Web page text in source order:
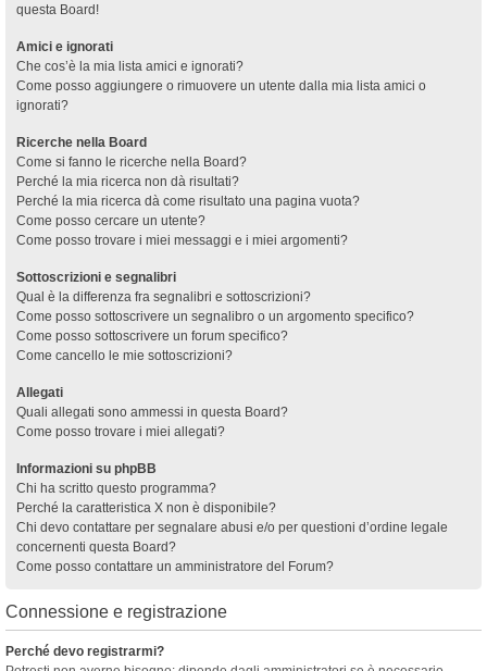
questa Board!
Amici e ignorati
Che cos’è la mia lista amici e ignorati?
Come posso aggiungere o rimuovere un utente dalla mia lista amici o
ignorati?
Ricerche nella Board
Come si fanno le ricerche nella Board?
Perché la mia ricerca non dà risultati?
Perché la mia ricerca dà come risultato una pagina vuota?
Come posso cercare un utente?
Come posso trovare i miei messaggi e i miei argomenti?
Sottoscrizioni e segnalibri
Qual è la differenza fra segnalibri e sottoscrizioni?
Come posso sottoscrivere un segnalibro o un argomento specifico?
Come posso sottoscrivere un forum specifico?
Come cancello le mie sottoscrizioni?
Allegati
Quali allegati sono ammessi in questa Board?
Come posso trovare i miei allegati?
Informazioni su phpBB
Chi ha scritto questo programma?
Perché la caratteristica X non è disponibile?
Chi devo contattare per segnalare abusi e/o per questioni d’ordine legale
concernenti questa Board?
Come posso contattare un amministratore del Forum?
Connessione e registrazione
Perché devo registrarmi?